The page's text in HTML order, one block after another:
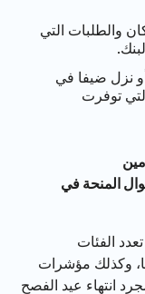
والطلبات التي
ضيفا في
توفرت
في
الفئات
وكذلك مؤشرات
انتهاء عيد الفصح